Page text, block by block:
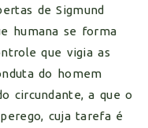
de Sigmund
humana se forma
que vigia as
do homem
circundante, a que o
cuja tarefa é